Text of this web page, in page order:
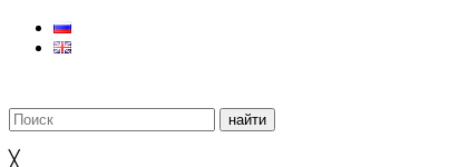
╳